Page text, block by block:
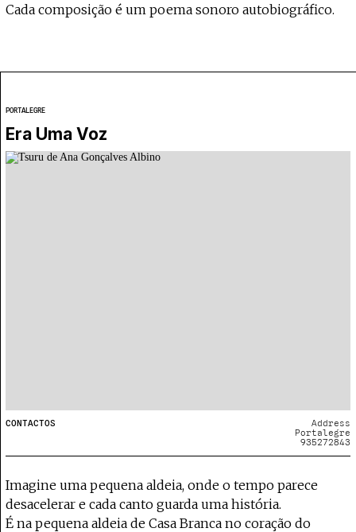
Cada composição é um poema sonoro autobiográfico.
PORTALEGRE
Era Uma Voz
CONTACTOS
Address
Portalegre
935272843
Imagine uma pequena aldeia, onde o tempo parece
desacelerar e cada canto guarda uma história.
É na pequena aldeia de Casa Branca no coração do